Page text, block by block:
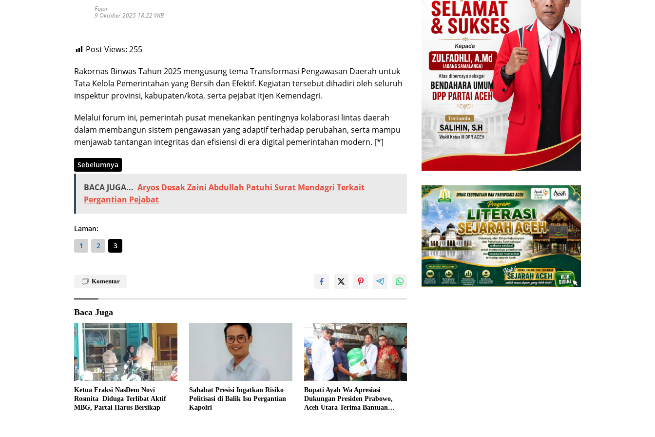
Fajar
9 Oktober 2025 18:22 WIB
Post Views: 255
Rakornas Binwas Tahun 2025 mengusung tema Transformasi Pengawasan Daerah untuk
Tata Kelola Pemerintahan yang Bersih dan Efektif. Kegiatan tersebut dihadiri oleh seluruh
inspektur provinsi, kabupaten/kota, serta pejabat Itjen Kemendagri.
Melalui forum ini, pemerintah pusat menekankan pentingnya kolaborasi lintas daerah
dalam membangun sistem pengawasan yang adaptif terhadap perubahan, serta mampu
menjawab tantangan integritas dan efisiensi di era digital pemerintahan modern. [*]
Sebelumnya
BACA JUGA... Aryos Desak Zaini Abdullah Patuhi Surat Mendagri Terkait
Pergantian Pejabat
Laman:
1
2 3
Komentar
Baca Juga
Ketua Fraksi NasDem Novi
Rosmita Diduga Terlibat Aktif
MBG, Partai Harus Bersikap
Sahabat Presisi Ingatkan Risiko
Politisasi di Balik Isu Pergantian
Kapolri
Bupati Ayah Wa Apresiasi
Dukungan Presiden Prabowo,
Aceh Utara Terima Bantuan